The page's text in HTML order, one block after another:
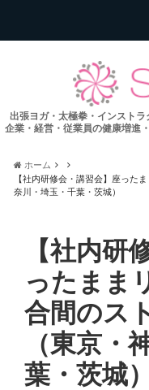
出張ヨガ・太極拳・インスト
企業・経営・従業員の健康増進
ホーム
【社内研修会・講習会】座った
奈川・埼玉・千葉・茨城）
【社内研
ったまま
合間のス
（東京・
葉・茨城）